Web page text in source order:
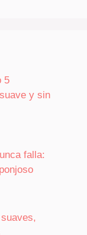
5
y sin
falla: